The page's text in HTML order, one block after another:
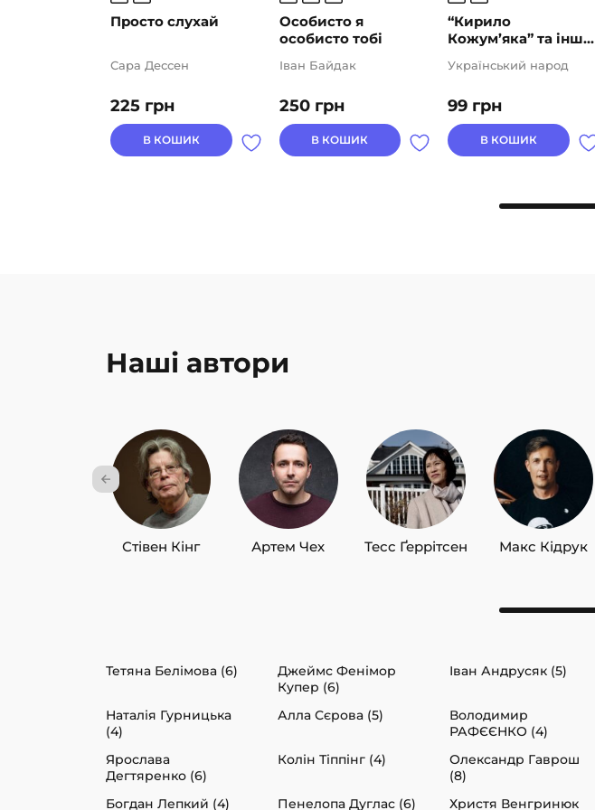
Просто слухай
225 грн
Сара Дессен
В КОШИК
Особисто я
особисто тобі
250 грн
Іван Байдак
В КОШИК
“Кирило
Кожум’яка” та інш...
99 грн
Український народ
В КОШИК
Наші автори
Стівен Кінг Артем Чех Тесс Ґеррітсен Макс Кідрук
Тетяна Белімова (6)
Джеймс Фенімор
Купер (6)
Іван Андрусяк (5)
Наталія Гурницька
(4)
Алла Сєрова (5)
Володимир
РАФЄЄНКО (4)
Ярослава
Дегтяренко (6)
Колін Тіппінг (4)
Олександр Гаврош
(8)
Богдан Лепкий (4) Пенелопа Дуглас (6) Христя Венгринюк